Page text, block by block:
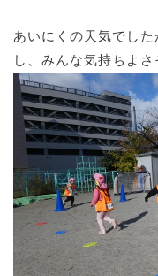
あいにくの天気でし
し、みんな気持ちよ